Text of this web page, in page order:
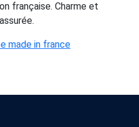
française. Charme et
made in france